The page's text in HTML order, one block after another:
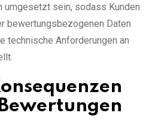
sein, sodass Kunden
bewertungsbezogenen Daten
technische Anforderungen an